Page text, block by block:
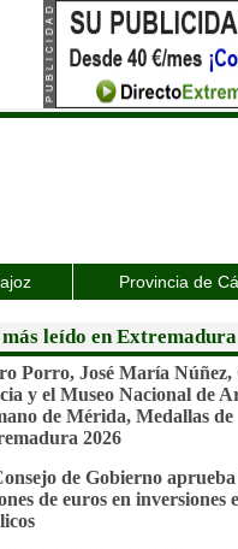
Provincia de
leído en Extremadura
Porro, José María
y el Museo Nacional de
de Mérida, Medallas de
2026
de Gobierno aprueba
de euros en inversiones